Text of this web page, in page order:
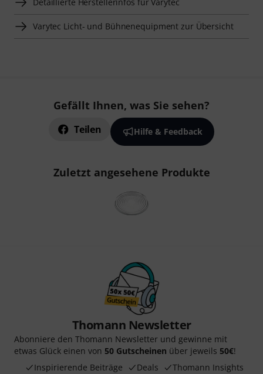
Varytec Licht- und Bühnenequipment zur Übersicht
Gefällt Ihnen, was Sie sehen?
Teilen Hilfe & Feedback
Zuletzt angesehene Produkte
Thomann Newsletter
Abonniere den Thomann Newsletter und gewinne mit
etwas Glück einen von 50 Gutscheinen über jeweils 50€!
Inspirierende Beiträge
Deals Thomann Insights